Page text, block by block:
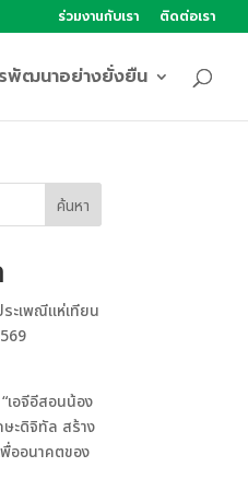
ร่วมงานกับเรา ติดต่อเรา
พัฒนาอย่างยั่งยืน
ค้นหา
ะเพณีแห่เทียน
เอจีอีสอนน้อง
ะดิจิทัล สร้าง
พื่ออนาคตของ